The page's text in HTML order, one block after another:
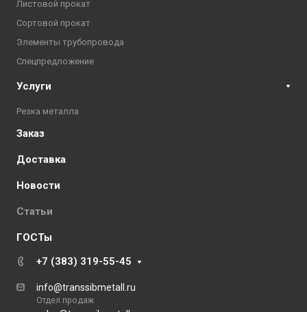
Листовой прокат
Сортовой прокат
Элементы трубопровода
Спецпредложение
Услуги
Резка металла
Заказ
Доставка
Новости
Статьи
ГОСТы
+7 (383) 319-55-45
info@transsibmetall.ru
Отдел продаж